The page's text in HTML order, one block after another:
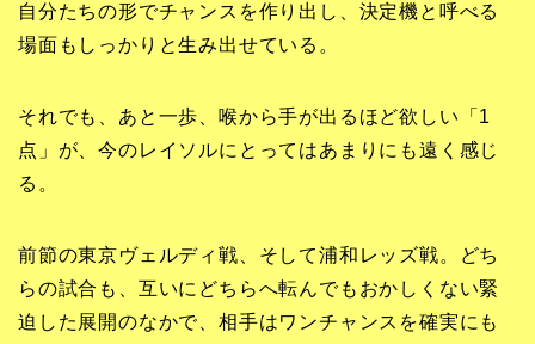
自分たちの形でチャンスを作り出し、決定機と呼べる
場面もしっかりと生み出せている。
それでも、あと一歩、喉から手が出るほど欲しい「1
点」が、今のレイソルにとってはあまりにも遠く感じ
る。
前節の東京ヴェルディ戦、そして浦和レッズ戦。どち
らの試合も、互いにどちらへ転んでもおかしくない緊
迫した展開のなかで、相手はワンチャンスを確実にも